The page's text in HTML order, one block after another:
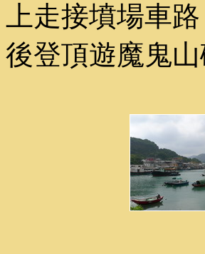
上走接墳場車
後登頂遊魔鬼山